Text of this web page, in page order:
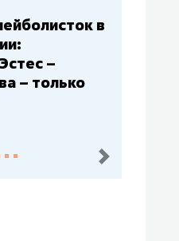
КХЛ: СКА
«Ак
«Салават
след.